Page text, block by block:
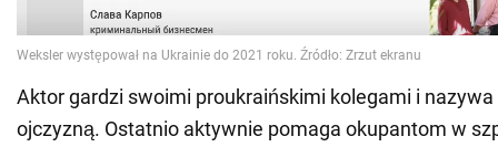
Aktor gardzi swoimi proukraińskimi kolegami i nazywa
ojczyzną. Ostatnio aktywnie pomaga okupantom w